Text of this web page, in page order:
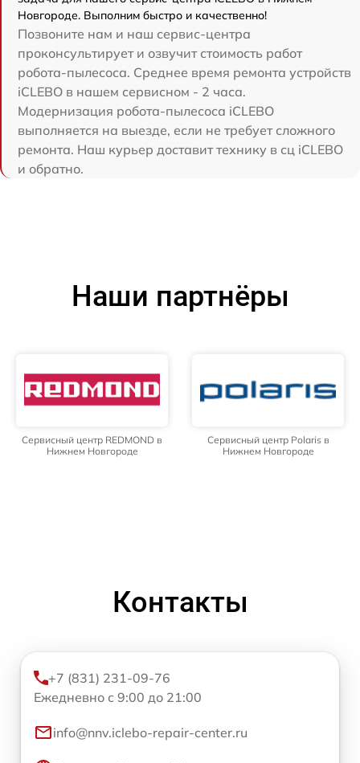
Новгороде. Выполним быстро и качественно!
Позвоните нам и наш сервис-центра
проконсультирует и озвучит стоимость работ
робота-пылесоса. Среднее время ремонта устройств
iCLEBO в нашем сервисном - 2 часа.
Модернизация робота-пылесоса iCLEBO
выполняется на выезде, если не требует сложного
ремонта. Наш курьер доставит технику в сц iCLEBO
и обратно.
Наши партнёры
Сервисный центр REDMOND в
Нижнем Новгороде
Сервисный центр Polaris в
Нижнем Новгороде
Контакты
+7 (831) 231-09-76
Ежедневно с 9:00 до 21:00
info@nnv.iclebo-repair-center.ru